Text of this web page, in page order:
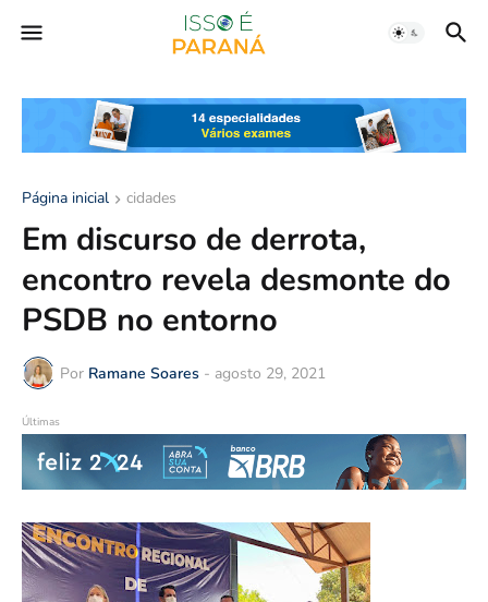
Página inicial cidades
Em discurso de derrota,
encontro revela desmonte do
PSDB no entorno
Por Ramane Soares - agosto 29, 2021
Últimas